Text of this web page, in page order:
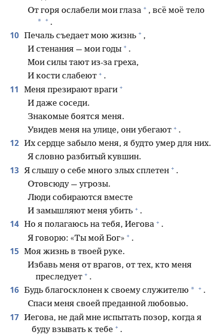
От горя ослабели мои глаза + , всё моё тело
* + .
10 Печаль съедает мою жизнь + ,
И стенания — мои годы + .
Мои силы тают из-за греха,
И кости слабеют + .
11 Меня презирают враги +
И даже соседи.
Знакомые боятся меня.
Увидев меня на улице, они убегают + .
12 Их сердце забыло меня, я будто умер для них.
Я словно разбитый кувшин.
13 Я слышу о себе много злых сплетен + .
Отовсюду — угрозы.
Люди собираются вместе
И замышляют меня убить + .
14 Но я полагаюсь на тебя, Иегова + .
Я говорю: «Ты мой Бог» + .
15 Моя жизнь в твоей руке.
Избавь меня от врагов, от тех, кто меня
преследует + .
16 Будь благосклонен к своему служителю * + .
Спаси меня своей преданной любовью.
17 Иегова, не дай мне испытать позор, когда я
буду взывать к тебе + .